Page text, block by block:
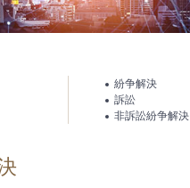
紛争解決
訴訟
非訴訟紛争解決